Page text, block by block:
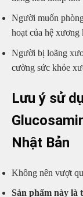
Người muốn
hoạt của hệ xương
Người bị loãng
cường sức khỏe
Lưu ý sử
Nhật Bản
Không nên vượt
Sản phẩm này là